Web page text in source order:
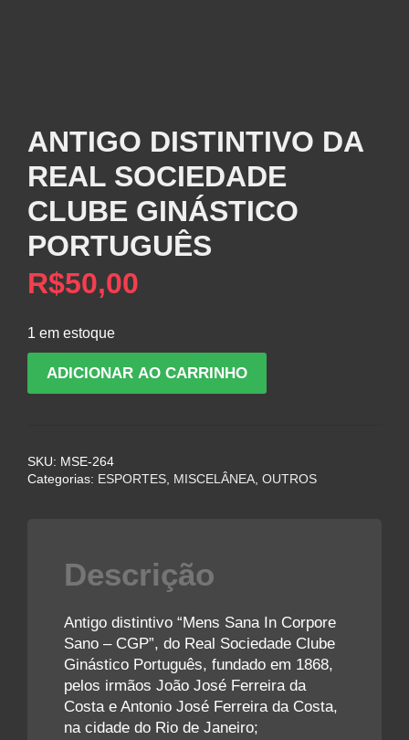
ANTIGO DISTINTIVO DA
REAL SOCIEDADE
CLUBE GINÁSTICO
PORTUGUÊS
R$50,00
1 em estoque
DISTINTIVO
CLUBE
GINÁSTICO
ADICIONAR AO CARRINHO
SKU: MSE-264
Categorias: ESPORTES, MISCELÂNEA, OUTROS
Descrição
Antigo distintivo “Mens Sana In Corpore
Sano – CGP”, do Real Sociedade Clube
Ginástico Português, fundado em 1868,
pelos irmãos João José Ferreira da
Costa e Antonio José Ferreira da Costa,
na cidade do Rio de Janeiro;